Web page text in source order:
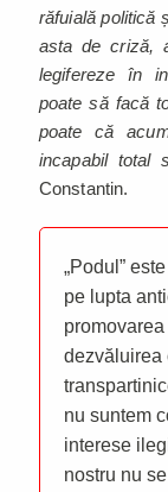
răfuială politică
asta de criză,
legifereze în
poate să facă
poate că
incapabil total
Constantin.
„Podul”
pe lupta
dezvăluirea
nu suntem
interese
nostru nu